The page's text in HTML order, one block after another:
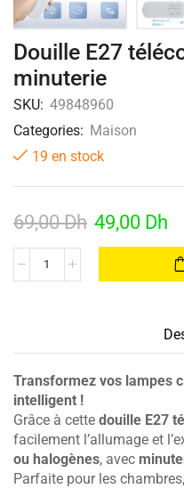
Douille E27
minuterie
SKU: 49848960
Categories: Maison
19 en stock
69,00Dh 49,00 Dh
Transformez vos lampes
intelligent !
Grâce à cette douille E27
facilement l’allumage et
ou halogènes, avec
Parfaite pour les